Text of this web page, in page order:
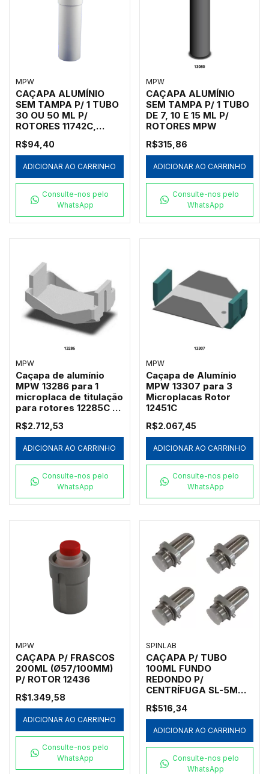
MPW
CAÇAPA ALUMÍNIO
SEM TAMPA P/ 1 TUBO
30 OU 50 ML P/
ROTORES 11742C,
R$94,40
ADICIONAR AO CARRINHO
Consulte-nos pelo
WhatsApp
MPW
CAÇAPA ALUMÍNIO
SEM TAMPA P/ 1 TUBO
DE 7, 10 E 15 ML P/
ROTORES MPW
R$315,86
ADICIONAR AO CARRINHO
Consulte-nos pelo
WhatsApp
MPW
Caçapa de alumínio
MPW 13286 para 1
microplaca de titulação
para rotores 12285C e
R$2.712,53
ADICIONAR AO CARRINHO
Consulte-nos pelo
WhatsApp
MPW
Caçapa de Alumínio
MPW 13307 para 3
Microplacas Rotor
12451C
R$2.067,45
ADICIONAR AO CARRINHO
Consulte-nos pelo
WhatsApp
MPW
CAÇAPA P/ FRASCOS
200ML (Ø57/100MM)
P/ ROTOR 12436
R$1.349,58
ADICIONAR AO CARRINHO
Consulte-nos pelo
WhatsApp
SPINLAB
CAÇAPA P/ TUBO
100ML FUNDO
REDONDO P/
CENTRÍFUGA SL-5M
R$516,34
ADICIONAR AO CARRINHO
Consulte-nos pelo
WhatsApp